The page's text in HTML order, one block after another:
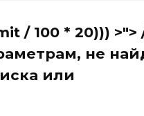
/ 100 * 20)))
не
или